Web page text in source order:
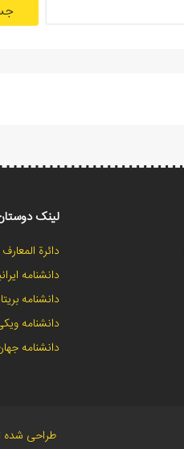
لینک
دائرة
دانشنامه
دانشنامه
دانشنامه
دانشنامه
طراحی شده